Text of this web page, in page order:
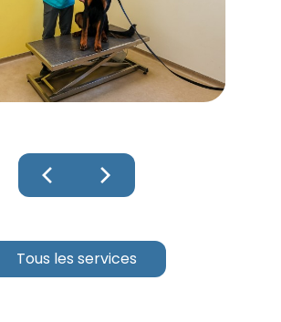
chevron_left chevron_right
Tous les services